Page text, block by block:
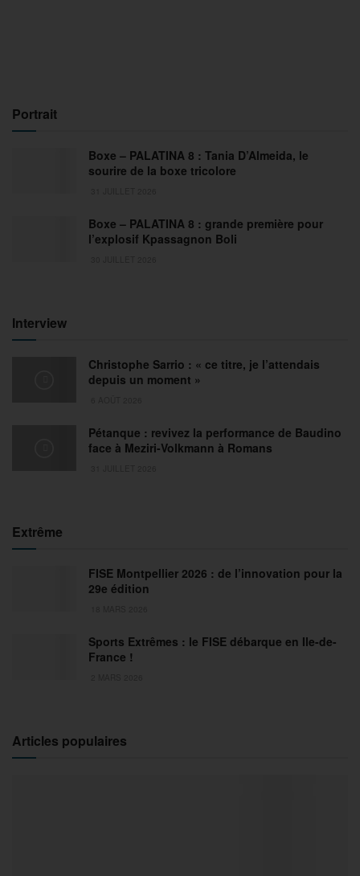
Portrait
Boxe – PALATINA 8 : Tania D’Almeida, le
sourire de la boxe tricolore
Boxe – PALATINA 8 : grande première pour
l’explosif Kpassagnon Boli
Interview
Christophe Sarrio : « ce titre, je l’attendais
depuis un moment »
Pétanque : revivez la performance de Baudino
face à Meziri-Volkmann à Romans
Extrême
FISE Montpellier 2026 : de l’innovation pour la
29e édition
Sports Extrêmes : le FISE débarque en Ile-de-
France !
Articles populaires